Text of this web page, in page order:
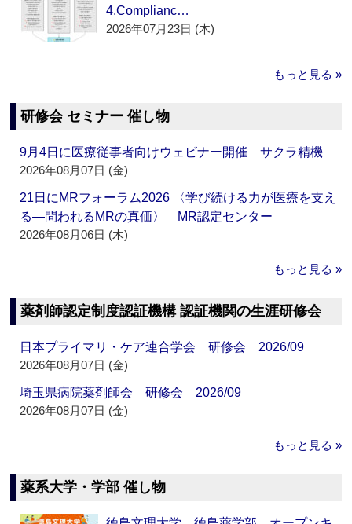
4.Complianc…
2026年07月23日 (木)
もっと見る »
研修会 セミナー 催し物
9月4日に医療従事者向けウェビナー開催 サクラ精機
2026年08月07日 (金)
21日にMRフォーラム2026 〈学び続ける力が医療を支え
る―問われるMRの真価〉 MR認定センター
2026年08月06日 (木)
もっと見る »
薬剤師認定制度認証機構 認証機関の生涯研修会
日本プライマリ・ケア連合学会 研修会 2026/09
2026年08月07日 (金)
埼玉県病院薬剤師会 研修会 2026/09
2026年08月07日 (金)
もっと見る »
薬系大学・学部 催し物